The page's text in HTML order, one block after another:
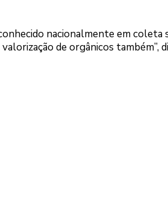
nacionalmente em coleta
de orgânicos também”,